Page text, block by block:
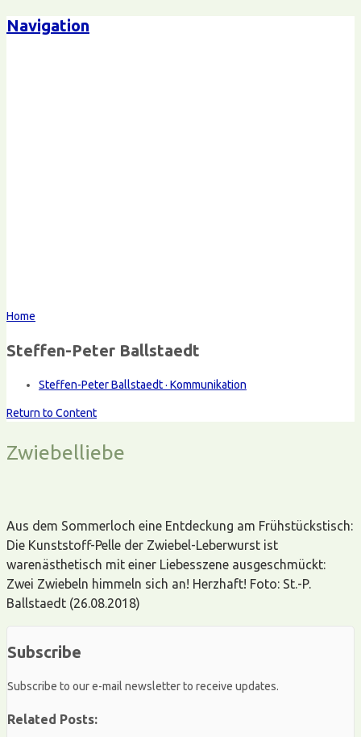
Navigation
Home
Steffen-Peter Ballstaedt
Steffen-Peter Ballstaedt · Kommunikation
Return to Content
Zwiebelliebe
Aus dem Sommerloch eine Entdeckung am Frühstückstisch:
Die Kunststoff-Pelle der Zwiebel-Leberwurst ist
warenästhetisch mit einer Liebesszene ausgeschmückt:
Zwei Zwiebeln himmeln sich an! Herzhaft! Foto: St.-P.
Ballstaedt (26.08.2018)
Subscribe
Subscribe to our e-mail newsletter to receive updates.
Related Posts: